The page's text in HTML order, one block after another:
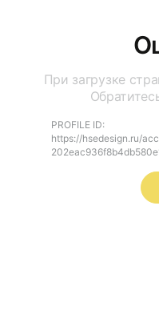
При загрузке
PROFILE ID:
https://hsedesign.ru/